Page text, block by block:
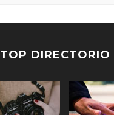
TOP DIRECTORIO